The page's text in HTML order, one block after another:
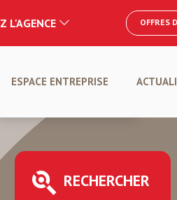
L'AGENCE OFFRES
ESPACE ENTREPRISE
RECHERCHER